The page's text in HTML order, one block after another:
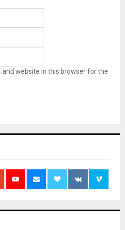
and website in this browser for the